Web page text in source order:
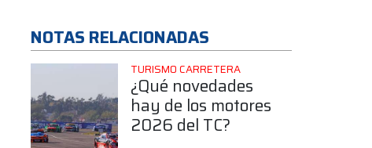
NOTAS RELACIONADAS
TURISMO CARRETERA
¿Qué novedades
hay de los motores
2026 del TC?